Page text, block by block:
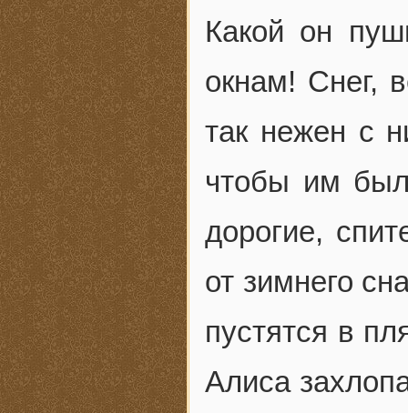
Какой он
окнам! Снег,
так нежен с
чтобы им
дорогие,
от зимнего
пустятся в
Алиса